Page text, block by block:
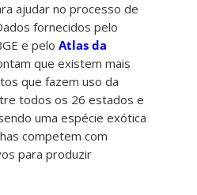
ajudar no processo de
fornecidos pelo
e peloAtlas da
que existem mais
que fazem uso da
todos os 26 estados e
uma espécie exótica
competem com
para produzir